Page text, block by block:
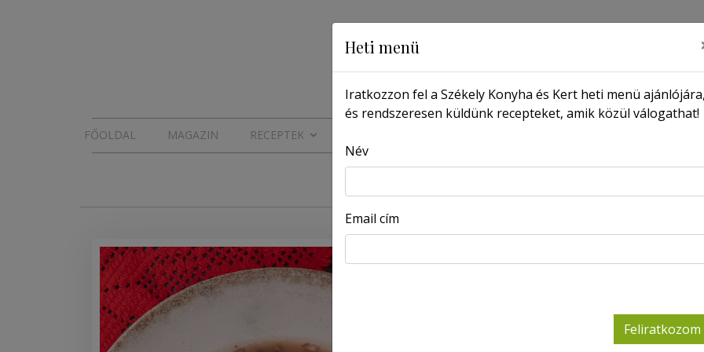
FŐOLDAL MAGAZIN RECEPTEK
Heti menü
Iratkozzon fel a Székely Konyha és Kert heti menü ajánlójára,
és rendszeresen küldünk recepteket, amik közül válogathat!
Név
Email cím
Feliratkozom